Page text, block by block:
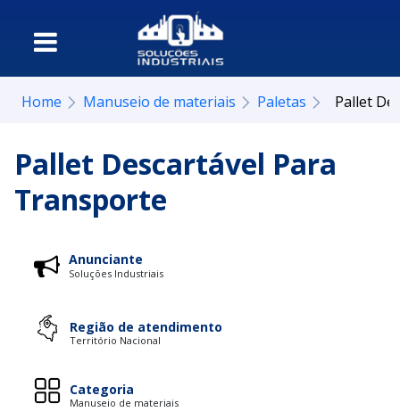
Home Manuseio de materiais Paletas Pallet
Pallet Descartável Para
Transporte
Anunciante
Soluções Industriais
Região de atendimento
Território Nacional
Categoria
Manuseio de materiais